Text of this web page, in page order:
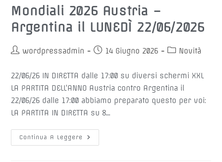
Mondiali 2026 Austria –
Argentina il LUNEDÌ 22/06/2026
Autorewordpressadmin
Articolo
14 Giugno 2026
Categoria
Novità
22/06/26 IN DIRETTA dalle 17:00 su diversi schermi XXL
LA PARTITA DELL'ANNO Austria contro Argentina il
22/06/26 dalle 17:00 abbiamo preparato questo per voi:
LA PARTITA IN DIRETTA su 8…
Continua A Leggere Mondiali
2026